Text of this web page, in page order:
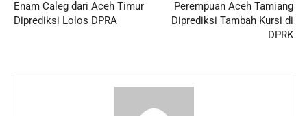
Enam Caleg dari Aceh Timur
Diprediksi Lolos DPRA
Perempuan Aceh Tamiang
Diprediksi Tambah Kursi di
DPRK